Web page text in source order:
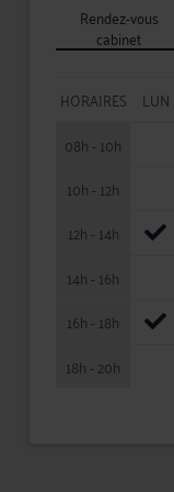
Rendez-vous
cabinet
HORAIRES LUN
08h - 10h
10h - 12h
12h - 14h
14h - 16h
16h - 18h
18h - 20h